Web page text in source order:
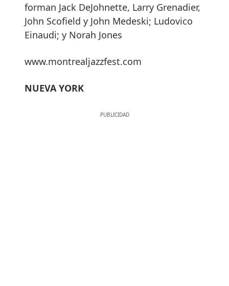
forman Jack DeJohnette, Larry Grenadier,
John Scofield y John Medeski; Ludovico
Einaudi; y Norah Jones
www.montrealjazzfest.com
NUEVA YORK